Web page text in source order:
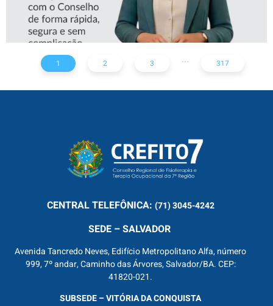
1 2 3 ... 317
CENTRALTELEFÔNICA: (71) 3045-4242
SEDE – SALVADOR
Avenida Tancredo Neves, Edifício Metropolitano Alfa, número
999, 7º andar, Caminho das Árvores, Salvador/BA. CEP:
41820-021.
SUBSEDE – VITÓRIA DA CONQUISTA